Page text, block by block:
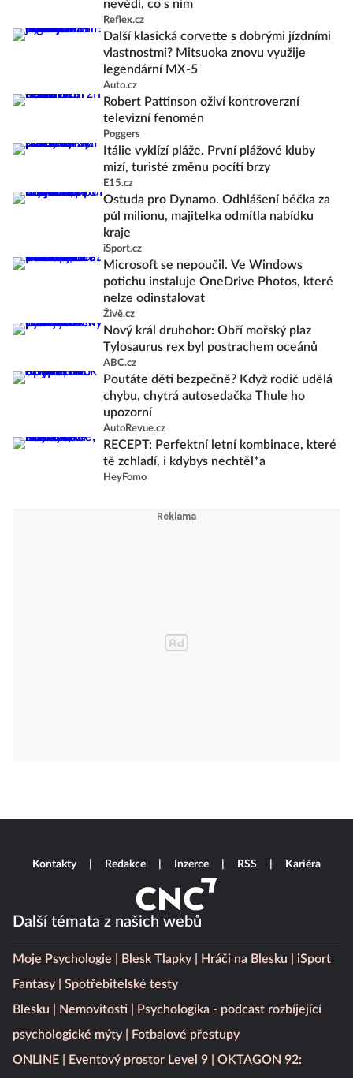
nevědí, co s ním
Reflex.cz
Další klasická corvette s dobrými jízdními
vlastnostmi? Mitsuoka znovu využije
legendární MX-5
Auto.cz
Robert Pattinson oživí kontroverzní
televizní fenomén
Poggers
Itálie vyklízí pláže. První plážové kluby
mizí, turisté změnu pocítí brzy
E15.cz
Ostuda pro Dynamo. Odhlášení béčka za
půl milionu, majitelka odmítla nabídku
kraje
iSport.cz
Microsoft se nepoučil. Ve Windows
potichu instaluje OneDrive Photos, které
nelze odinstalovat
Živě.cz
Nový král druhohor: Obří mořský plaz
Tylosaurus rex byl postrachem oceánů
ABC.cz
Poutáte děti bezpečně? Když rodič udělá
chybu, chytrá autosedačka Thule ho
upozorní
AutoRevue.cz
RECEPT: Perfektní letní kombinace, které
tě zchladí, i kdybys nechtěl*a
HeyFomo
Další témata z našich webů
Moje Psychologie Blesk Tlapky Hráči na Blesku
iSport
Fantasy
Spotřebitelské testy
Blesku
Nemovitosti
Psychologika - podcast rozbíjející
psychologické mýty
Fotbalové přestupy
ONLINE
Eventový prostor Level 9
OKTAGON 92:
Kontakty Redakce Inzerce RSS Kariéra